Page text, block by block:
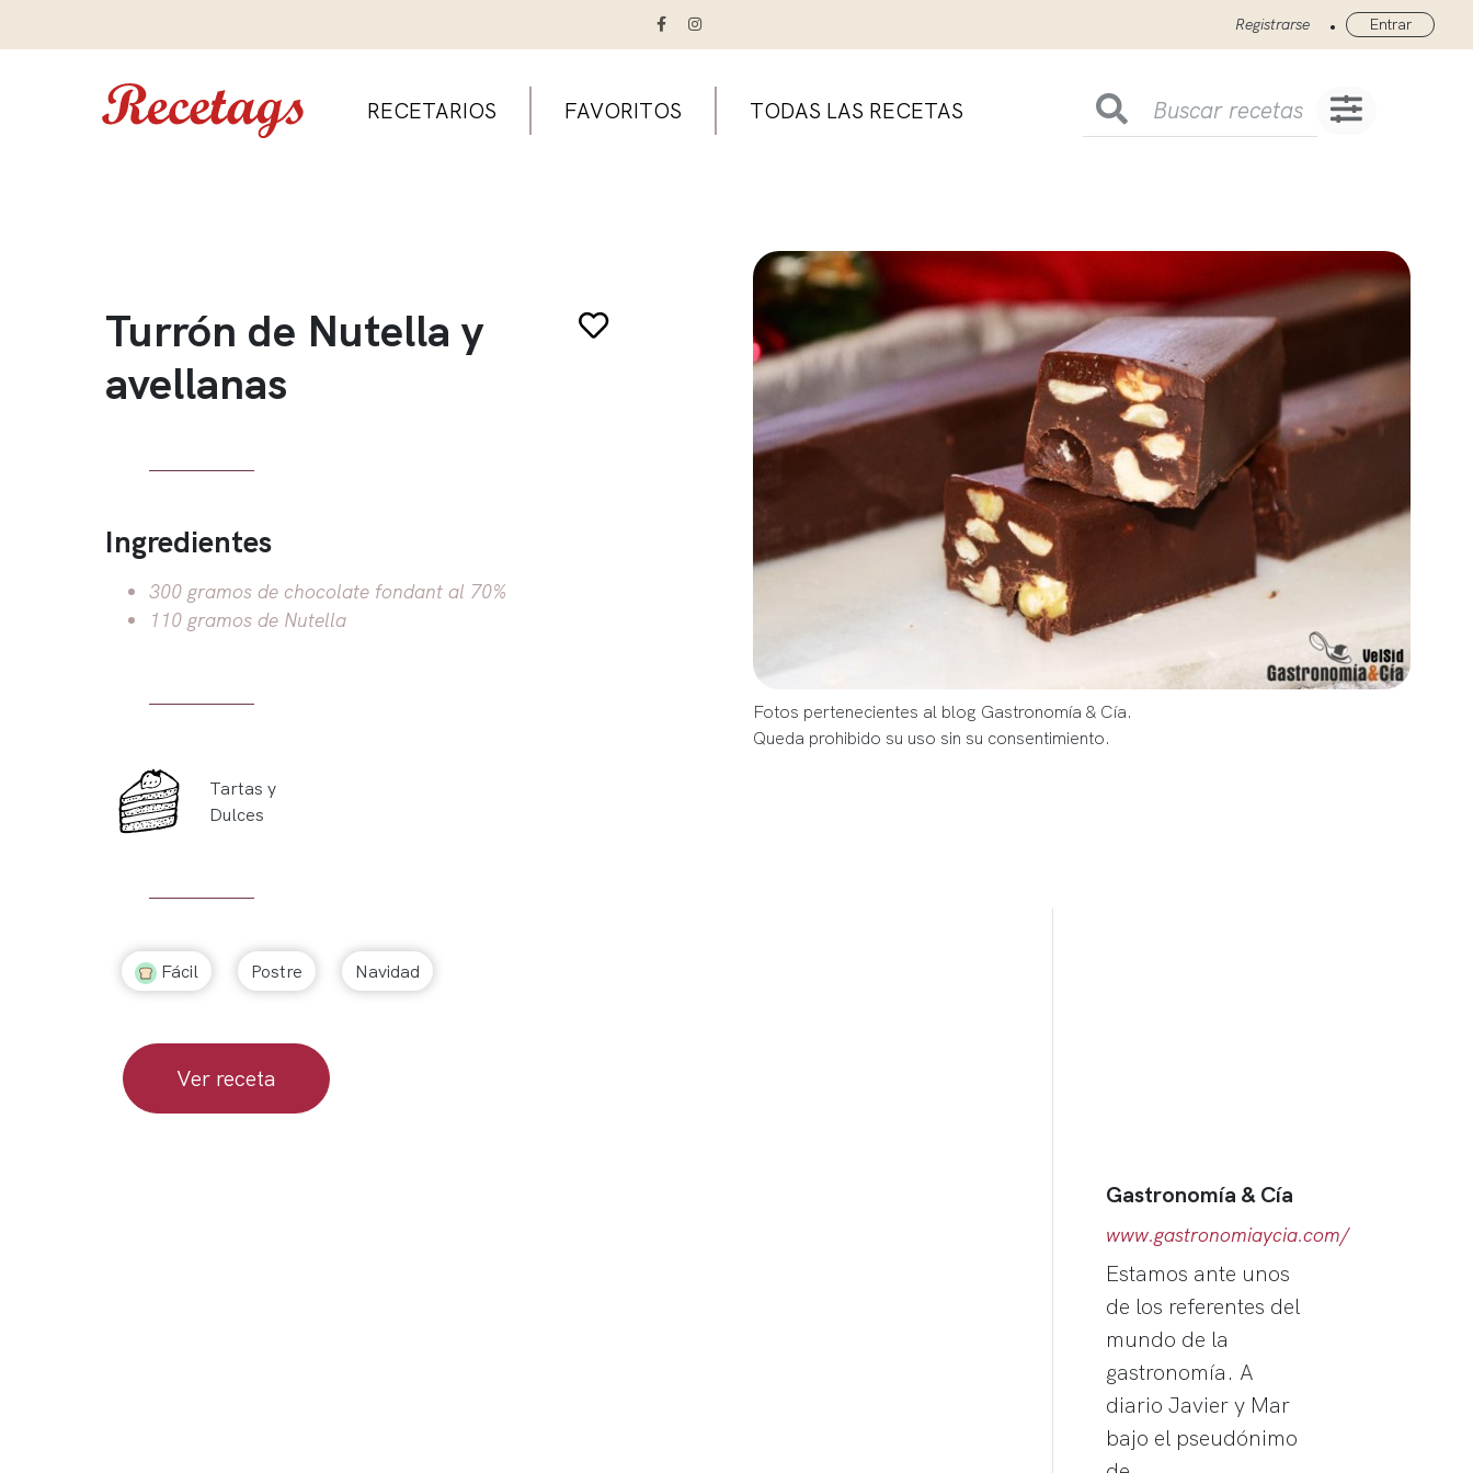
Registrarse • Entrar
RECETARIOS FAVORITOS TODAS LAS RECETAS
Turrón de Nutella y
avellanas
Ingredientes
300 gramos de chocolate fondant al 70%
110 gramos de Nutella
Tartas y
Dulces
Fácil Postre Navidad
Ver receta
Fotos pertenecientes al blog Gastronomía & Cía.
Queda prohibido su uso sin su consentimiento.
Gastronomía & Cía
www.gastronomiaycia.com/
Estamos ante unos
de los referentes del
mundo de la
gastronomía. A
diario Javier y Mar
bajo el pseudónimo